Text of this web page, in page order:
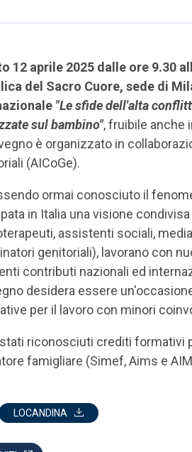
12 aprile 2025 dalle ore 9.30
del Sacro Cuore, sede di
"Le sfide dell'alta
sul bambino", fruibile anche
è organizzato in
(AICoGe).
ormai conosciuto il
in Italia una visione
assistenti sociali,
genitoriali), lavorano con
contributi nazionali ed
desidera essere
per il lavoro con minori
riconosciuti crediti formativi
famigliare (Simef, Aims e
LOCANDINA